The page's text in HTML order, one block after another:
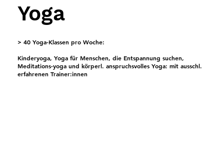
Yoga
> 40 Yoga-Klassen pro Woche:
Kinderyoga, Yoga für Menschen, die Entspannung suchen,
Meditations-yoga und körperl. anspruchsvolles Yoga: mit ausschl.
erfahrenen Trainer:innen